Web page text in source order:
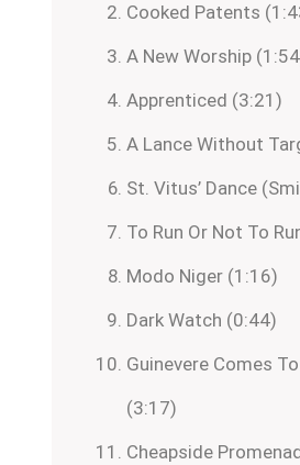
Cooked Patents
A New Worship
Apprenticed (3:21)
A Lance Without
St. Vitus’ Dance
To Run Or Not To
Modo Niger (1:16)
Dark Watch (0:44)
Guinevere Comes
(3:17)
Cheapside